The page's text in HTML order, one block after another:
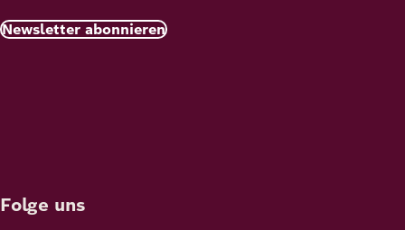
Newsletter abonnieren
Folge uns